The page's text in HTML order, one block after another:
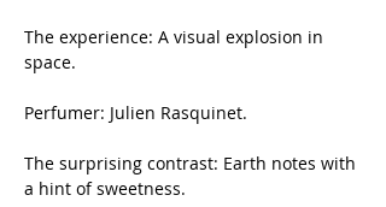
The experience: A visual explosion in
space.
Perfumer: Julien Rasquinet.
The surprising contrast: Earth notes with
a hint of sweetness.